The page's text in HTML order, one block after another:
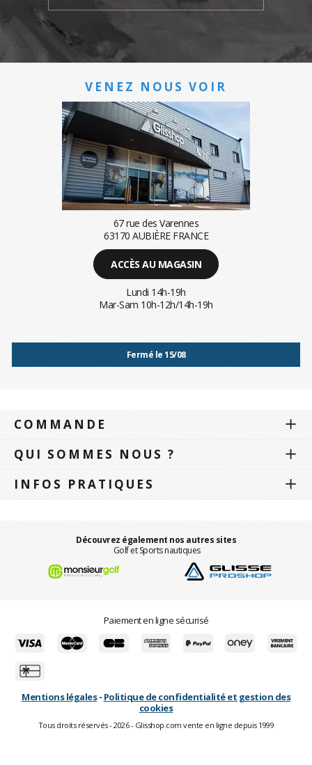
VENEZ NOUS VOIR
67 rue des Varennes
63170 AUBIÈRE FRANCE
ACCÈS AU MAGASIN
Lundi 14h-19h
Mar-Sam 10h-12h/14h-19h
Fermé le 15/08
COMMANDE
QUI SOMMES NOUS ?
INFOS PRATIQUES
Découvrez également nos autres sites
Golf et Sports nautiques
Paiement en ligne sécurisé
Mentions légales- Politique de confidentialité et gestion des
cookies
Tous droits réservés - 2026 - Glisshop.com vente en ligne depuis 1999